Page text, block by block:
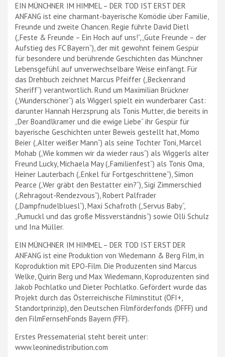
EIN MÜNCHNER IM HIMMEL – DER TOD IST ERST DER
ANFANG ist eine charmant-bayerische Komödie über Familie,
Freunde und zweite Chancen. Regie führte David Dietl
(„Feste & Freunde – Ein Hoch auf uns!“, „Gute Freunde – der
Aufstieg des FC Bayern“), der mit gewohnt feinem Gespür
für besondere und berührende Geschichten das Münchner
Lebensgefühl auf unverwechselbare Weise einfängt. Für
das Drehbuch zeichnet Marcus Pfeiffer („Beckenrand
Sheriff“) verantwortlich. Rund um Maximilian Brückner
(„Wunderschöner“) als Wiggerl spielt ein wunderbarer Cast:
darunter Hannah Herzsprung als Tonis Mutter, die bereits in
„Der Boandlkramer und die ewige Liebe“ ihr Gespür für
bayerische Geschichten unter Beweis gestellt hat, Momo
Beier („Alter weißer Mann“) als seine Tochter Toni, Marcel
Mohab („Wie kommen wir da wieder raus“) als Wiggerls alter
Freund Lucky, Michaela May („Familienfest“) als Tonis Oma,
Heiner Lauterbach („Enkel für Fortgeschrittene“), Simon
Pearce („Wer gräbt den Bestatter ein?“), Sigi Zimmerschied
(„Rehragout-Rendezvous“), Robert Palfrader
(„Dampfnudelbluesl“), Maxi Schafroth („Servus Baby“,
„Pumuckl und das große Missverständnis“) sowie Olli Schulz
und Ina Müller.
EIN MÜNCHNER IM HIMMEL – DER TOD IST ERST DER
ANFANG ist eine Produktion von Wiedemann & Berg Film, in
Koproduktion mit EPO-Film. Die Produzenten sind Marcus
Welke, Quirin Berg und Max Wiedemann, Koproduzenten sind
Jakob Pochlatko und Dieter Pochlatko. Gefördert wurde das
Projekt durch das Österreichische Filminstitut (ÖFI+,
Standortprinzip), den Deutschen Filmförderfonds (DFFF) und
den FilmFernsehFonds Bayern (FFF).
Erstes Pressematerial steht bereit unter:
www.leoninedistribution.com